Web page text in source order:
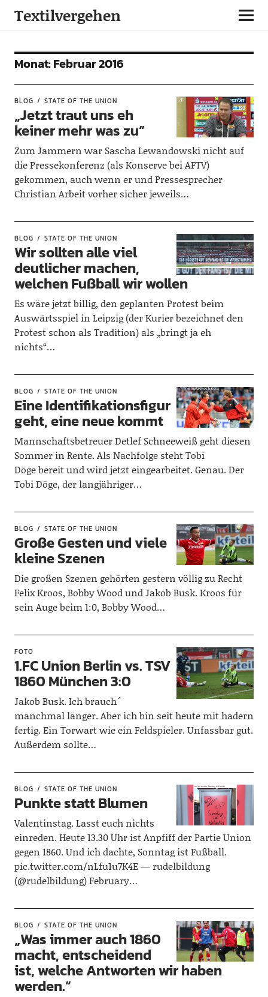
Textilvergehen
Monat:Februar 2016
BLOG STATE OF THE UNION
„Jetzt traut uns eh
keiner mehr was zu“
Zum Jammern war Sascha Lewandowski nicht auf
die Pressekonferenz (als Konserve bei AFTV)
gekommen, auch wenn er und Pressesprecher
Christian Arbeit vorher sicher jeweils…
BLOG STATE OF THE UNION
Wir sollten alle viel
deutlicher machen,
welchen Fußball wir wollen
Es wäre jetzt billig, den geplanten Protest beim
Auswärtsspiel in Leipzig (der Kurier bezeichnet den
Protest schon als Tradition) als „bringt ja eh
nichts“…
BLOG STATE OF THE UNION
Eine Identifikationsfigur
geht, eine neue kommt
Mannschaftsbetreuer Detlef Schneeweiß geht diesen
Sommer in Rente. Als Nachfolge steht Tobi
Döge bereit und wird jetzt eingearbeitet. Genau. Der
Tobi Döge, der langjähriger…
BLOG STATE OF THE UNION
Große Gesten und viele
kleine Szenen
Die großen Szenen gehörten gestern völlig zu Recht
Felix Kroos, Bobby Wood und Jakob Busk. Kroos für
sein Auge beim 1:0, Bobby Wood…
FOTO
1.FC Union Berlin vs. TSV
1860 München 3:0
Jakob Busk. Ich brauch´
manchmal länger. Aber ich bin seit heute mit hadern
fertig. Ein Torwart wie ein Feldspieler. Unfassbar gut.
Außerdem sollte…
BLOG STATE OF THE UNION
Punkte statt Blumen
Valentinstag. Lasst euch nichts
einreden. Heute 13.30 Uhr ist Anpfiff der Partie Union
gegen 1860. Und ich dachte, Sonntag ist Fußball.
pic.twitter.com/nLfu1u7K4E — rudelbildung
(@rudelbildung) February…
BLOG STATE OF THE UNION
„Was immer auch 1860
macht, entscheidend
ist, welche Antworten wir haben
werden.“